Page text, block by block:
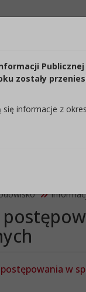
margines między
ustawienia
Czytaj
w
Publicznej
zostały
się informacje z